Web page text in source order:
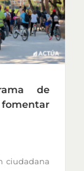
de
ciudadana